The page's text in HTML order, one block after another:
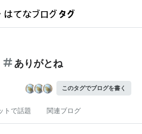
ありがとね
このタグでブログを書く
トで話題 関連ブログ